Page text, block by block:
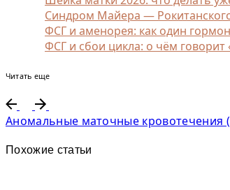
Синдром Майера —
ФСГ и аменорея: как один
ФСГ и сбои цикла: о чём говорит
Читать еще
Аномальные маточные кровотечения
Похожие статьи